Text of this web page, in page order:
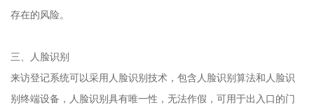
存在的风险。
三、人脸识别
来访登记系统可以采用人脸识别技术，包含人脸识别算法和人脸识
别终端设备，人脸识别具有唯一性，无法作假，可用于出入口的门